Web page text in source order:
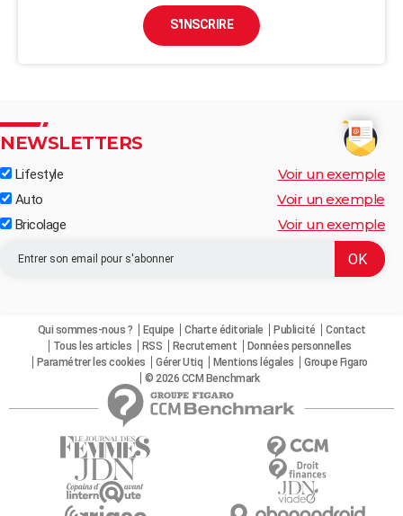
S'INSCRIRE
NEWSLETTERS
Lifestyle Voir un exemple
Auto Voir un exemple
Bricolage Voir un exemple
Qui sommes-nous ? Equipe Charte éditoriale Publicité
Contact
Tous les articles
RSS Recrutement
Données personnelles
Paramétrer les cookies
Gérer Utiq Mentions légales
Groupe Figaro
© 2026 CCM Benchmark